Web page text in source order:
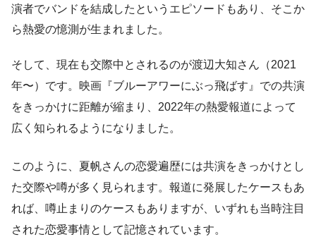
演者でバンドを結成したというエピソードもあり、そこか
ら熱愛の憶測が生まれました。
そして、現在も交際中とされるのが渡辺大知さん（2021
年〜）です。映画『ブルーアワーにぶっ飛ばす』での共演
をきっかけに距離が縮まり、2022年の熱愛報道によって
広く知られるようになりました。
このように、夏帆さんの恋愛遍歴には共演をきっかけとし
た交際や噂が多く見られます。報道に発展したケースもあ
れば、噂止まりのケースもありますが、いずれも当時注目
された恋愛事情として記憶されています。